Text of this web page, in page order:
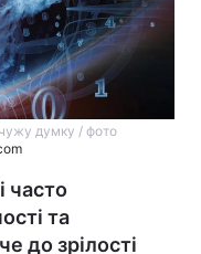
думку / фото
часто
та
до зрілості